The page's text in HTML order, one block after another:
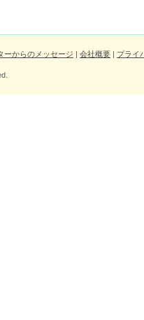
ーからのメッセージ | 会社概要 | プライ